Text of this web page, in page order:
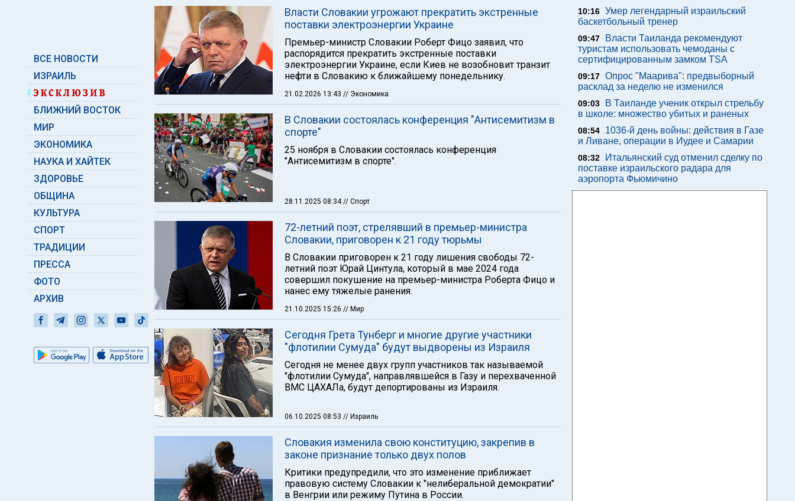
ВСЕ НОВОСТИ
ИЗРАИЛЬ
БЛИЖНИЙ ВОСТОК
МИР
ЭКОНОМИКА
НАУКА И ХАЙТЕК
ЗДОРОВЬЕ
ОБЩИНА
КУЛЬТУРА
СПОРТ
ТРАДИЦИИ
ПРЕССА
ФОТО
АРХИВ
Власти Словакии угрожают прекратить экстренные
поставки электроэнергии Украине
Премьер-министр Словакии Роберт Фицо заявил, что
распорядится прекратить экстренные поставки
электроэнергии Украине, если Киев не возобновит транзит
нефти в Словакию к ближайшему понедельнику.
21.02.2026 13:43 // Экономика
В Словакии состоялась конференция "Антисемитизм в
спорте"
25 ноября в Словакии состоялась конференция
"Антисемитизм в спорте".
28.11.2025 08:34// Спорт
72-летний поэт, стрелявший в премьер-министра
Словакии, приговорен к 21 году тюрьмы
В Словакии приговорен к 21 году лишения свободы 72-
летний поэт Юрай Цинтула, который в мае 2024 года
совершил покушение на премьер-министра Роберта Фицо и
нанес ему тяжелые ранения.
21.10.2025 15:26 // Мир
Сегодня Грета Тунберг и многие другие участники
"флотилии Сумуда" будут выдворены из Израиля
Сегодня не менее двух групп участников так называемой
"флотилии Сумуда", направлявшейся в Газу и перехваченной
ВМС ЦАХАЛа, будут депортированы из Израиля.
06.10.2025 08:53 // Израиль
Словакия изменила свою конституцию, закрепив в
законе признание только двух полов
Критики предупредили, что это изменение приближает
правовую систему Словакии к "нелиберальной демократии"
в Венгрии или режиму Путина в России.
10:16 Умер легендарный израильский
баскетбольный тренер
09:47
Власти Таиланда рекомендуют
туристам использовать чемоданы с
сертифицированным замком TSA
09:17 Опрос "Mаарива": предвыборный
расклад за неделю не изменился
09:03
В Таиланде ученик открыл стрельбу
в школе: множество убитых и раненых
08:54
1036-й день войны: действия в Газе
и Ливане, операции в Иудее и Самарии
08:32
Итальянский суд отменил сделку по
поставке израильского радара для
аэропорта Фьюмичино